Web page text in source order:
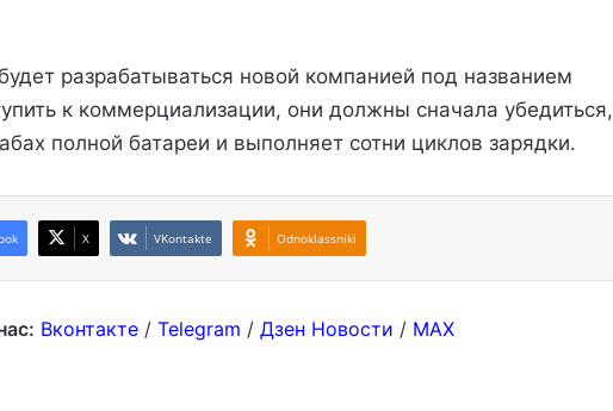
разрабатываться новой компанией под названием
к коммерциализации, они должны сначала убедиться,
полной батареи и выполняет сотни циклов зарядки.
X VKontakte Odnoklassniki
Вконтакте/ Telegram / Дзен Новости / MAX